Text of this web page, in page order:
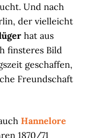
Und nach
der vielleicht
hat aus
finsteres Bild
geschaffen,
Freundschaft
Hannelore
1870/71